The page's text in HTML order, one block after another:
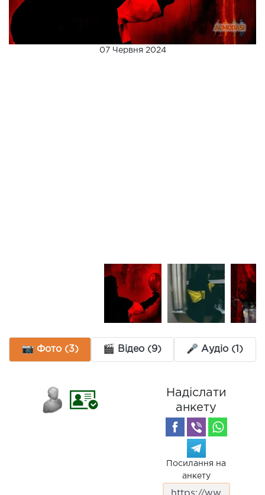
07 Червня 2024
📷 Фото (3) 🎬 Відео (9) 🎤 Аудіо (1)
Надіслати
анкету
Посилання на
анкету